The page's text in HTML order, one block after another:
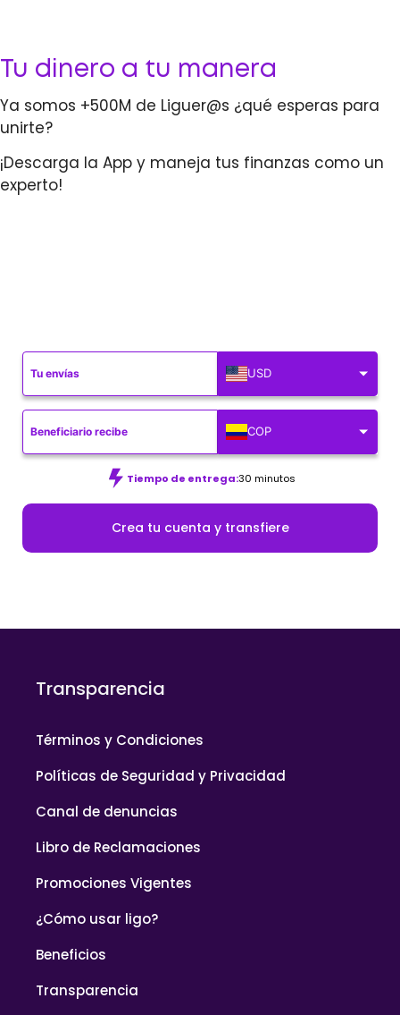
Tu dinero a tu manera
Ya somos +500M de Liguer@s ¿qué esperas para
unirte?
¡Descarga la App y maneja tus finanzas como un
experto!
USD
COP
Tiempo de entrega:30 minutos
Crea tu cuenta y transfiere
Transparencia
Términos y Condiciones
Políticas de Seguridad y Privacidad
Canal de denuncias
Libro de Reclamaciones
Promociones Vigentes
¿Cómo usar ligo?
Beneficios
Transparencia